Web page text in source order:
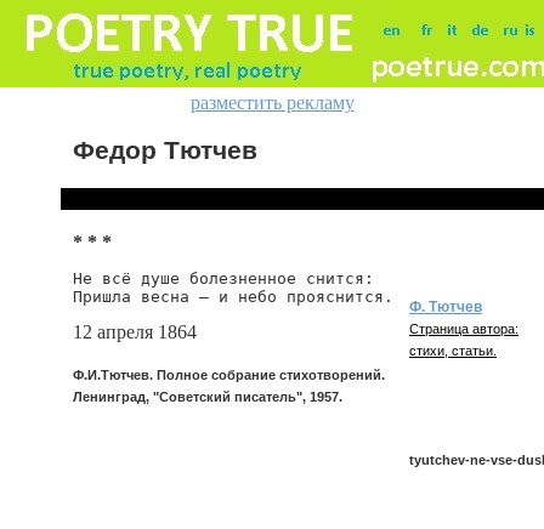
разместить рекламу
Федор Тютчев
* * *
Не всё душе болезненное снится:
Пришла весна — и небо прояснится.
12 апреля 1864
Ф.И.Тютчев. Полное собрание стихотворений.
Ленинград, "Советский писатель", 1957.
Ф. Тютчев
Страница автора:
стихи, статьи.
tyutchev-ne-vse-